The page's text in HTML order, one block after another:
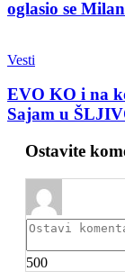
oglasio se
Vesti
EVO KO i na
Sajam u
Ostavite
500